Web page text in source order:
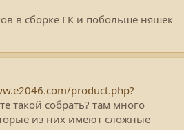
в сборке ГК и побольше няшек
product.php?
такой собрать? там много
из них имеют сложные